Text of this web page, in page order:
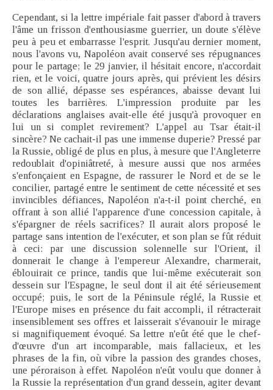
Cependant, si la lettre impériale fait passer d'abord à travers
l'âme un frisson d'enthousiasme guerrier, un doute s'élève
peu à peu et embarrasse l'esprit. Jusqu'au dernier moment,
nous l'avons vu, Napoléon avait conservé ses répugnances
pour le partage; le 29 janvier, il hésitait encore, n'accordait
rien, et le voici, quatre jours après, qui prévient les désirs
de son allié, dépasse ses espérances, abaisse devant lui
toutes les barrières. L'impression produite par les
déclarations anglaises avait-elle été jusqu'à provoquer en
lui un si complet revirement? L'appel au Tsar était-il
sincère? Ne cachait-il pas une immense duperie? Pressé par
la Russie, obligé de plus en plus, à mesure que l'Angleterre
redoublait d'opiniâtreté, à mesure aussi que nos armées
s'enfonçaient en Espagne, de rassurer le Nord et de se le
concilier, partagé entre le sentiment de cette nécessité et ses
invincibles défiances, Napoléon n'a-t-il point cherché, en
offrant à son allié l'apparence d'une concession capitale, à
s'épargner de réels sacrifices? Il aurait alors proposé le
partage sans intention de l'exécuter, et son plan se fût réduit
à ceci: par une discussion solennelle sur l'Orient, il
donnerait le change à l'empereur Alexandre, charmerait,
éblouirait ce prince, tandis que lui-même exécuterait son
dessein sur l'Espagne, le seul dont il ait été sérieusement
occupé; puis, le sort de la Péninsule réglé, la Russie et
l'Europe mises en présence du fait accompli, il rétracterait
insensiblement ses offres et laisserait s'évanouir le mirage
si magnifiquement évoqué. Sa lettre n'eût été que le chef-
d'œuvre d'un art incomparable, mais fallacieux, et les
phrases de la fin, où vibre la passion des grandes choses,
une péroraison à effet. Napoléon n'eût voulu que donner à
la Russie la représentation d'un grand dessein, agiter devant